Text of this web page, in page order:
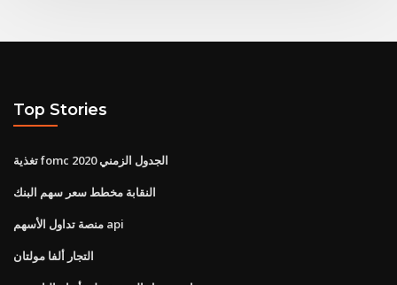
Top Stories
تغذية fomc الجدول الزمني 2020
النقابة مخطط سعر سهم البنك
منصة تداول الأسهم api
التجار ألفا مولتان